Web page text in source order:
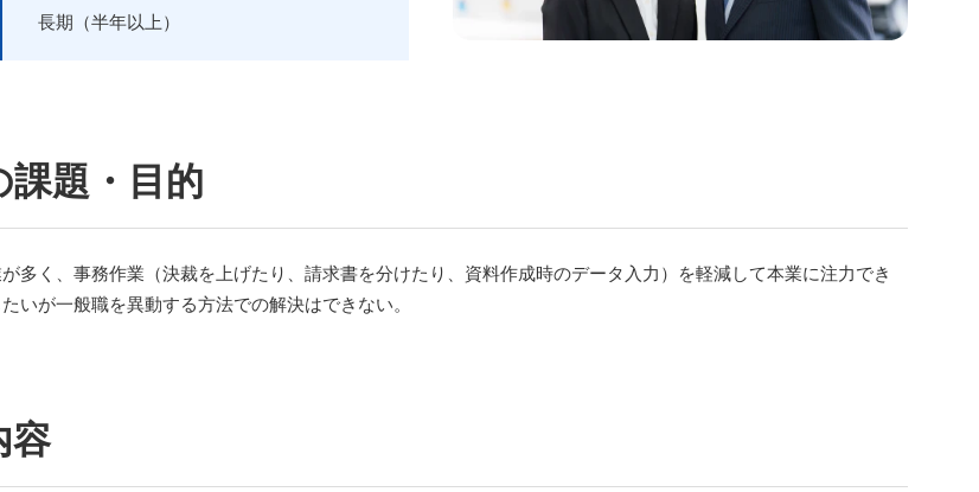
長期（半年以上）
課題・目的
多く、事務作業（決裁を上げたり、請求書を分けたり、資料作成時のデータ入力）を軽減して本業に注力でき
いが一般職を異動する方法での解決はできない。
容